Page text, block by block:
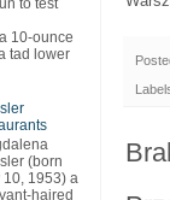
to test
10-ounce
tad lower
(born
10, 1953) a
haired